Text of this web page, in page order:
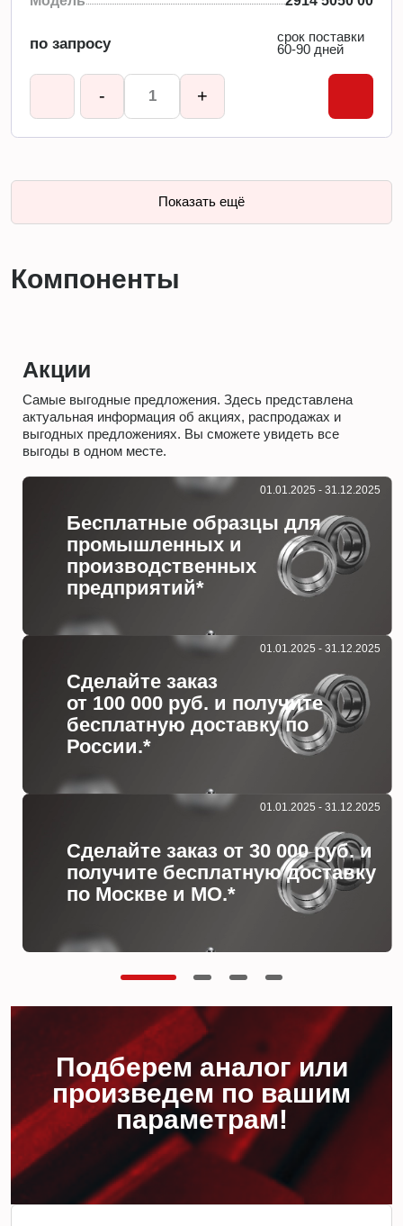
по запросу
срок поставки
60-90 дней
- +
Показать ещё
Компоненты
Акции
Самые выгодные предложения. Здесь представлена
актуальная информация об акциях, распродажах и
выгодных предложениях. Вы сможете увидеть все
выгоды в одном месте.
Бесплатные образцы для
промышленных и
производственных
предприятий*
01.01.2025 - 31.12.2025
Сделайте заказ
от 100 000 руб. и получите
бесплатную доставку по
России.*
01.01.2025 - 31.12.2025
Сделайте заказ от 30 000 руб. и
получите бесплатную доставку
по Москве и МО.*
01.01.2025 - 31.12.2025
Подберем аналог или
произведем по вашим
параметрам!